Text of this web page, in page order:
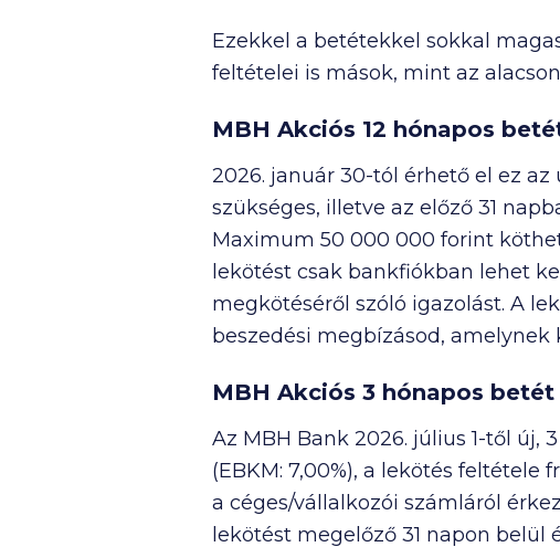
Ezekkel a betétekkel sokkal
feltételei is mások, mint az
MBH Akciós 12 hónapos
2026. január 30-tól érhető el ez
szükséges, illetve az előző 31
Maximum 50 000 000 forint
lekötést csak bankfiókban lehet
megkötéséről szóló igazolást. A
beszedési megbízásod,
MBH Akciós 3 hónapos betét
Az MBH Bank 2026. július 1-től új,
(EBKM: 7,00%), a lekötés
a céges/vállalkozói számláról
lekötést megelőző 31 napon belül